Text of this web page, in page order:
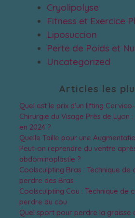
Cryolipolyse
Fitness et Exercice
Liposuccion
Perte de Poids et
Uncategorized
Articles les
Quel est le prix d’un lifting
Chirurgie du Visage Près de Lyon
en 2024 ?
Quelle Taille pour une
Peut-on reprendre du ventre
abdominoplastie ?
Coolsculpting Bras : Technique
perdre des Bras
Coolsculpting Cou : Technique de
perdre du cou
Quel sport pour perdre la graisse